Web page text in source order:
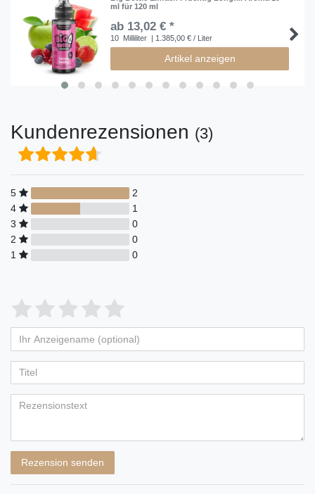
ml für 120 ml
ab 13,02 € *
10 Milliliter | 1.385,00 € / Liter
Artikel anzeigen
Kundenrezensionen (3)
5
2
4
1
3
0
2
0
1
0
Bewertungssterne
von
5
Bewertungssternen
4
von
5
Bewertungssternen
3
von
5
Bewertungssternen
2
von
5
Bewertungssternen
1
von
5
Bewertungssternen
Anzeigename
(optional)
Rezension senden